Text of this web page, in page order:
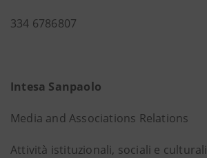
334 6786807
Intesa Sanpaolo
Media and Associations Relations
Attività istituzionali, sociali e culturali